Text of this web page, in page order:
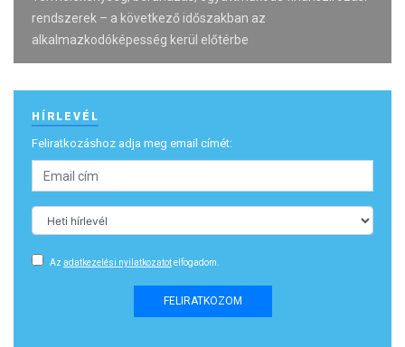
rendszerek – a következő időszakban az
alkalmazkodóképesség kerül előtérbe
HÍRLEVÉL
Feliratkozáshoz adja meg email címét:
Az adatkezelési nyilatkozatotelfogadom.
FELIRATKOZOM